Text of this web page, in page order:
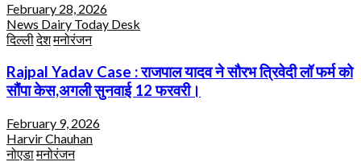
February 28, 2026
News Dairy Today Desk
दिल्लीदेशमनोरंजन
Rajpal Yadav Case : राजपाल यादव ने सौरभ त्रिवेदी लॉ फर्म को
सौंपा केस,अगली सुनवाई 12 फरवरी।
February 9, 2026
Harvir Chauhan
नोएडामनोरंजन